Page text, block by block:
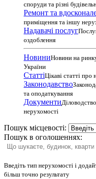
споруди та різні
Ремонт та
приміщення та іншу
Надавачі послуг
оздоблення
НовиниНовини на
України
СтаттіЦікаві статті про
Законодавство
та оподаткування
Документи
нерухомості
Пошук місцевості:
Пошук в оголошеннях:
Введіть тип нерухомості і
більш точно результату